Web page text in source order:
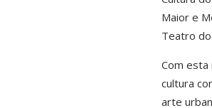
Maior e
Teatro
Com esta
cultura
arte